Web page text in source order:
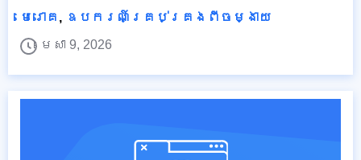
មេរោគ , ឧបករណ៍គ្រប់គ្រងពីចម្ងាយ
មេសា 9, 2026